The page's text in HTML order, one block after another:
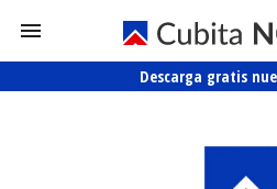
Descarga gratis